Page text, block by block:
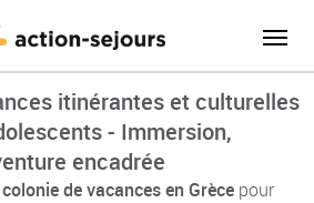
itinérantes et culturelles
- Immersion,
encadrée
colonie de vacances en Grèce pour